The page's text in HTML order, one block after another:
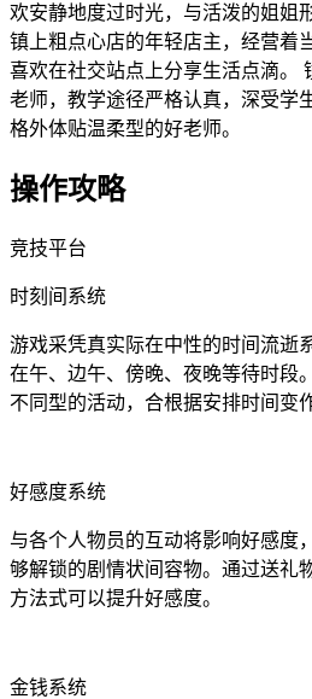
欢安静地度过时光，与活泼的姐姐
镇上粗点心店的年轻店主，经营着
喜欢在社交站点上分享生活点滴。
老师，教学途径严格认真，深受学
格外体贴温柔型的好老师。
操作攻略
竞技平台
时刻间系统
游戏采凭真实际在中性的时间流逝
在午、边午、傍晚、夜晚等待时段
不同型的活动，合根据安排时间变
好感度系统
与各个人物员的互动将影响好感度
够解锁的剧情状间容物。通过送礼
方法式可以提升好感度。
金钱系统